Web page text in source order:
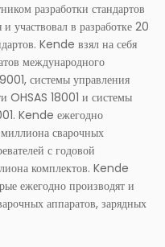
разработки стандартов
участвовал в разработке 20
Kende взял на себя
международного
системы управления
OHSAS 18001 и системы
Kende ежегодно
сварочных
с годовой
комплектов. Kende
ежегодно производят и
аппаратов, зарядных